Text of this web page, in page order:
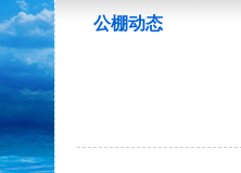
公棚动态